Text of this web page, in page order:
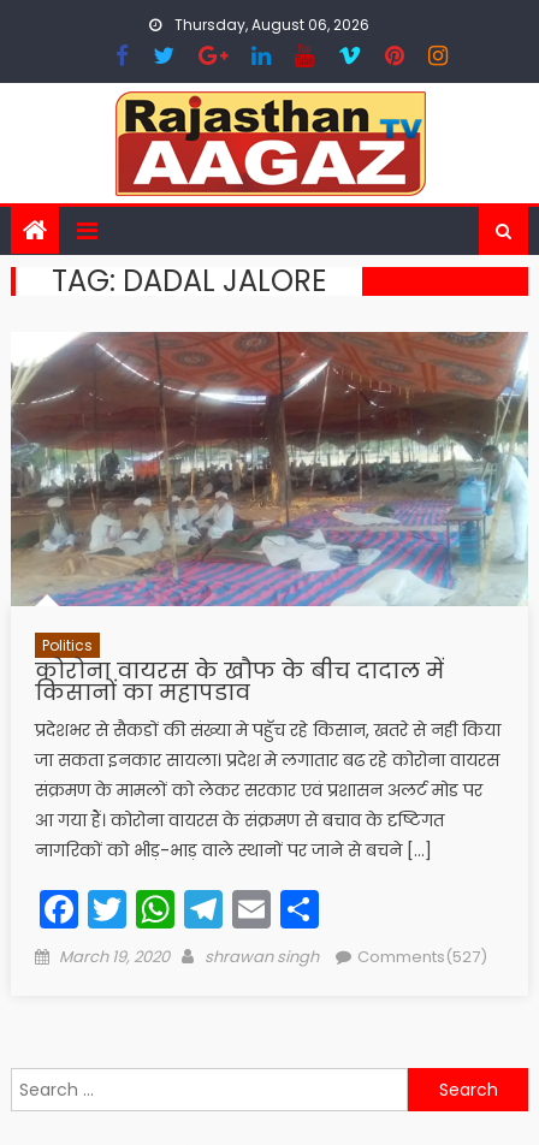
Thursday, August 06, 2026
TAG: DADAL JALORE
Politics
कोरोना वायरस के खौफ के बीच दादाल में
किसानों का महापडाव
प्रदेशभर से सैकडों की संख्या मे पहुॅच रहे किसान, खतरे से नही किया
जा सकता इनकार सायला। प्रदेश मे लगातार बढ रहे कोरोना वायरस
संक्रमण के मामलों को लेकर सरकार एवं प्रशासन अलर्ट मोड पर
आ गया हैं। कोरोना वायरस के संक्रमण से बचाव के दृष्टिगत
नागरिकों को भीड़-भाड़ वाले स्थानों पर जाने से बचने […]
Facebook
Twitter
WhatsApp
Telegram
EmailShare
Posted
March 19, 2020 Author
shrawan singh Comments(527)
Search
for: